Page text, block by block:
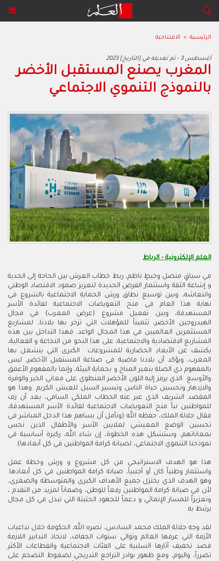
الرئيسية > الافتتاحية
2023 أغسطس 3 - تم تعديله في [التاريخ]
المغرب‭ ‬يصنع‭ ‬المستقبل‭ ‬الأخضر
بالنموذج‭ ‬التنموي‭ ‬الاجتماعي‭
العلم الإلكترونية - الرباط
في سياقٍ متصل وخيطٍ ناظم، ربط خطاب العرش بين الحاجة إلى الجدية
و إشاعة الثقة واستثمار الفرص الجديدة لتعزيز صمود الاقتصاد الوطني
وانتعاشه، وبين توسيع نطاق ورش الحماية الاجتماعية بالشروع في
نهاية هذا العام في منح التعويضات الاجتماعية لفائدة الأسر
المستهدفة، وبين تفعيل مشروع (عرض المغرب) في مجال
الهيدروجين الأخضر، تثميناً للمؤهلات التي تزخر بها بلادنا، لمشاريع
المستثمرين العالميين في هذا المجال الواعد. فهذا التداخل بين هذه
المشاريع الاقتصادية والاجتماعية، على هذا النحو من النجاعة و الفعالية،
يكشف عن الأبعاد الحضارية للمشروعات الكبرى التي ينشغل بها
المغرب، ويؤكد أن بلادنا ماضية في صناعة المستقبل الأخضر، ليس
بالمفهوم ذي الصلة بتغير المناخ و بحماية البيئة، وإنما بالمفهوم الأعمق
والأوسع الذي يرمز إليه اللون الأخضر المنطوي على معاني الخير والوفرة
والازدهار وتحسين حياة الناس وتيسير السبل للعيش الكريم .وهذا هو
المقصد الشريف الذي عبر عنه الخطاب الملكي السامي، بعد أن زف
للمواطنين نبأ منح التعويضات الاجتماعية لفائدة الأسر المستهدفة،
فقال جلالة الملك، حفظه الله (ونأمل أن يساهم هذا الدخل المباشر في
تحسين الوضع المعيشي لملايين الأسر والأطفال الذين نحس
بمعاناتهم، وستشكل هذه الخطوة، إن شاء الله، ركيزة أساسية في
نموذجنا التنموي الاجتماعي، لصيانة كرامة المواطنين في كل أبعادها).
هذا هو الهدف الاستراتيجي من كل مشروع و ورش وخطة عمل
واستثمار وطنياً كان أو أجنبياً، صيانة كرامة المواطنين في كل أبعادها.
وهو الهدف الذي يختزل جميع الأهداف الكبرى والمتوسطة والصغرى،
لأن في صيانة كرامة المواطنين رفعاً للوطن، وضماناً لمزيد من التقدم ،
وتعزيزاً للمسار الإنمائي و دعماً للجهود الحثيثة التي تبذل في كل مجال
يرتبط به.
لقد وجه جلالة الملك محمد السادس، نصره الله، الحكومة خلال تداعيات
الأزمة التي عرفها العالم وتوالي سنوات الجفاف، لاتخاذ التدابير اللازمة
قصد تخفيف آثارها السلبية على الفئات الاجتماعية والقطاعات الأكثر
تضرراً، واليوم، ومع ظهور بوادر التراجع التدريجي لضغوط التضخم على